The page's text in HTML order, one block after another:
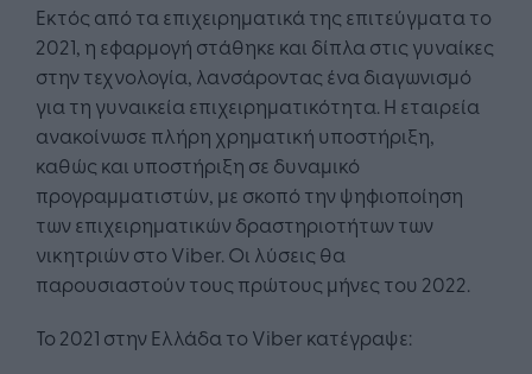
Εκτός από τα επιχειρηματικά της επιτεύγματα το
2021, η εφαρμογή στάθηκε και δίπλα στις γυναίκες
στην τεχνολογία, λανσάροντας ένα διαγωνισμό
για τη γυναικεία επιχειρηματικότητα. Η εταιρεία
ανακοίνωσε πλήρη χρηματική υποστήριξη,
καθώς και υποστήριξη σε δυναμικό
προγραμματιστών, με σκοπό την ψηφιοποίηση
των επιχειρηματικών δραστηριοτήτων των
νικητριών στο Viber. Οι λύσεις θα
παρουσιαστούν τους πρώτους μήνες του 2022.
Το 2021 στην Ελλάδα το Viber κατέγραψε: